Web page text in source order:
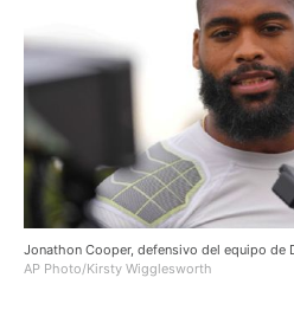
Jonathon Cooper, defensivo del equipo de
AP Photo/Kirsty Wigglesworth